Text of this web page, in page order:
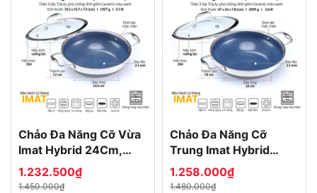
IMAT
Chảo Đa Năng Cỡ Vừa
Imat Hybrid 24Cm,
Chống Dính Ceramic
Xanh
1.232.500₫
1.450.000₫
IMAT
Chảo Đa Năng Cỡ
Trung Imat Hybrid
26Cm, Chống Dính
Ceramic Xanh
1.258.000₫
1.480.000₫